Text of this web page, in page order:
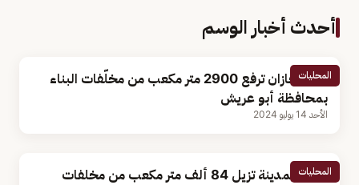
أحدث أخبار الوسم
المحليات
أمانة جازان ترفع 2900 متر مكعب من مخلّفات البناء
بمحافظة أبو عريش
الأحد 14 يوليو 2024
المحليات
أمانة المدينة تزيل 84 ألف متر مكعب من مخلفات